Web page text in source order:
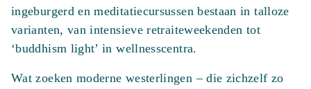
ingeburgerd en meditatiecursussen bestaan in talloze
varianten, van intensieve retraiteweekenden tot
‘buddhism light’ in wellnesscentra.
Wat zoeken moderne westerlingen – die zichzelf zo